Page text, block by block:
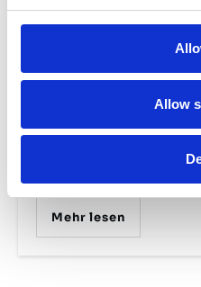
Allow
personalisierter
In den USA werden
Sprachmodelle, wie
personalisierte
Mehr lesen